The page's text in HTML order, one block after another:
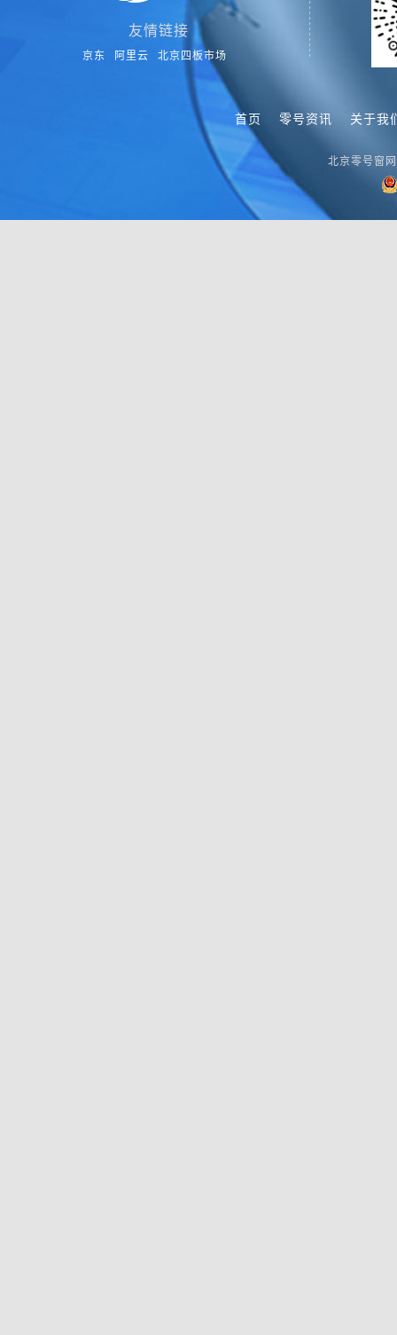
友情链接
京东 阿里云 北京四板市场
首页 零号资讯 关于我
北京零号窗